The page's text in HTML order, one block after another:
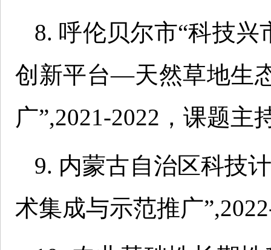
8. 呼伦贝尔市“科技兴
创新平台—天然草地生
广”,2021-2022，课题主
9. 内蒙古自治区科技
术集成与示范推广